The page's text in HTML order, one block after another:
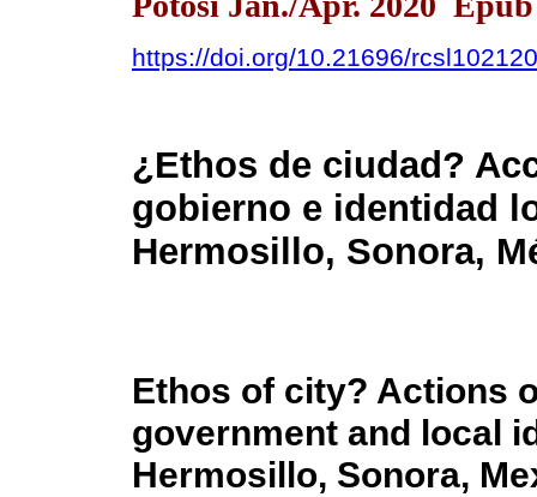
https://doi.org/10.21696/
¿Ethos de ciudad?
gobierno e identidad
Hermosillo, Sonora,
Ethos of city? Actions
government and local
Hermosillo, Sonora,